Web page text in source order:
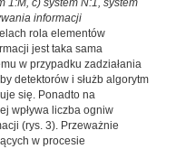
1:M, c) system N:1, system
informacji
rola elementów
jest taka sama
w przypadku zadziałania
detektorów i służb algorytm
się. Ponadto na
wpływa liczba ogniw
(rys. 3). Przeważnie
w procesie